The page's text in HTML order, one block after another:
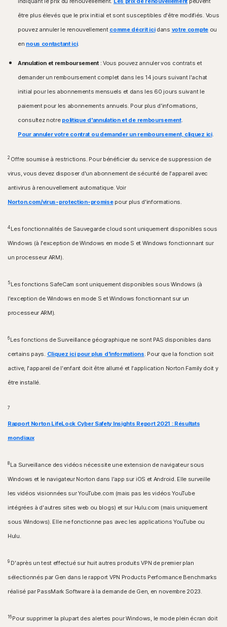
Systèmes d'exploitation Android™
Android 10.0 ou version ultérieure. Installation de l'app
Google Play requise. Mode multi-utilisateur non pris
ColorOS 7.1 ou version ultérieure. Installation de l'app
Systèmes d'exploitation iOS
iPhone ou iPad exécutant la version actuelle ou les
Systèmes d'exploitation Android™
Appareils sous Android 10.0 ou version ultérieure.
Google TV sous Android TV OS 10.0 ou version
ultérieure.
Systèmes d'exploitation iOS
iPhone ou iPad exécutant la version actuelle ou les
deux versions précédentes d'Apple® iOS.
précédente d'Apple® tvOS.
Appareil Amazon Fire TV fonctionnant sous Fire OS 8
Extension de navigateur
Google Chrome
être plus élevés que le prix initial et sont susceptibles d'être modifiés. Vous
pouvez annuler le renouvellement comme décrit icidans votre compteou
en nous contactant ici.
Annulation et remboursement: Vous pouvez annuler vos contrats et
demander un remboursement complet dans les 14 jours suivant l'achat
initial pour les abonnements mensuels et dans les 60 jours suivant le
paiement pour les abonnements annuels. Pour plus d'informations,
consultez notre politique d'annulation et de remboursement.
Pour annuler votre contrat ou demander un remboursement, cliquez ici.
2 Offre soumise à restrictions. Pour bénéficier du service de suppression de
virus, vous devez disposer d'un abonnement de sécurité de l'appareil avec
antivirus à renouvellement automatique. Voir
Norton.com/virus-protection-promisepour plus d'informations.
4 Les fonctionnalités de Sauvegarde cloud sont uniquement disponibles sous
Windows (à l'exception de Windows en mode S et Windows fonctionnant sur
un processeur ARM).
5 Les fonctions SafeCam sont uniquement disponibles sous Windows (à
l'exception de Windows en mode S et Windows fonctionnant sur un
processeur ARM).
6 Les fonctions de Surveillance géographique ne sont PAS disponibles dans
certains pays. Cliquez ici pour plus d'informations . Pour que la fonction soit
active, l'appareil de l'enfant doit être allumé et l'application Norton Family doit y
être installé.
7
Rapport Norton LifeLock Cyber Safety Insights Report 2021 : Résultats
mondiaux
8 La Surveillance des vidéos nécessite une extension de navigateur sous
Windows et le navigateur Norton dans l'app sur iOS et Android. Elle surveille
les vidéos visionnées sur YouTube.com (mais pas les vidéos YouTube
intégrées à d'autres sites web ou blogs) et sur Hulu.com (mais uniquement
sous Windows). Elle ne fonctionne pas avec les applications YouTube ou
Hulu.
9D'après un test effectué sur huit autres produits VPN de premier plan
sélectionnés par Gen dans le rapport VPN Products Performance Benchmarks
réalisé par PassMark Software à la demande de Gen, en novembre 2023.
16 Pour supprimer la plupart des alertes pour Windows, le mode plein écran doit